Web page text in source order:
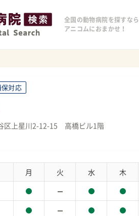
全国の動物病院を探すなら
アニコムにおまかせ！
対応
区上星川2-12-15 高橋ビル1階
月 火 水 木